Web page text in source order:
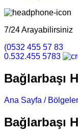
7/24 Arayabilirsiniz
(0532 455 57 83
0.532.455 5783
Bağlarbaşı
Ana Sayfa /
Bağlarbaşı